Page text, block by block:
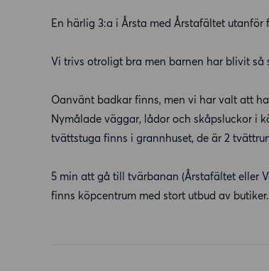
En härlig 3:a i Årsta med Årstafältet
Vi trivs otroligt bra men barnen har blivit så
Oanvänt badkar finns, men vi har valt att
Nymålade väggar, lådor och skåpsluckor i
tvättstuga finns i grannhuset, de är 2
5 min att gå till tvärbanan (Årstafältet eller
finns köpcentrum med stort utbud av butiker.